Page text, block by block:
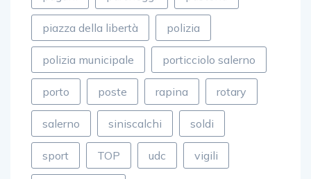
piazza della libertà polizia
polizia municipale porticciolo salerno
porto poste rapina rotary
salerno siniscalchi soldi
sport TOP udc vigili